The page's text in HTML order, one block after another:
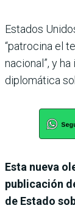
Estados
“patrocina el
nacional”, y
diplomática
Esta nueva
publicación
de Estado